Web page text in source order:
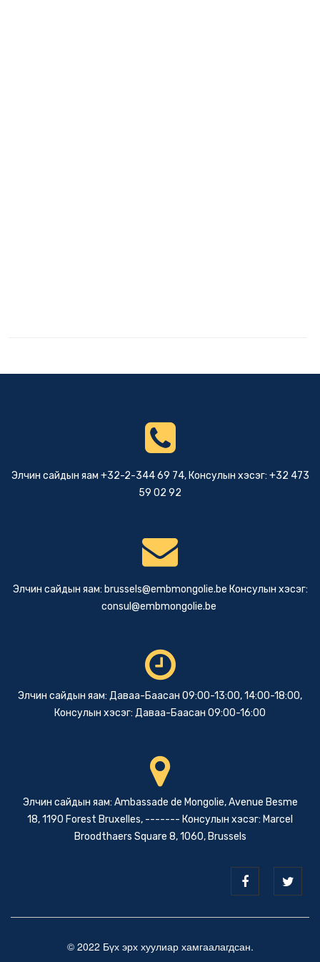
Элчин сайдын яам +32-2-344 69 74, Консулын хэсэг: +32 473
59 02 92
Элчин сайдын яам: brussels@embmongolie.be Консулын хэсэг:
consul@embmongolie.be
Элчин сайдын яам: Даваа-Баасан 09:00-13:00, 14:00-18:00,
Консулын хэсэг: Даваа-Баасан 09:00-16:00
Элчин сайдын яам: Ambassade de Mongolie, Avenue Besme
18, 1190 Forest Bruxelles, ------- Консулын хэсэг: Marcel
Broodthaers Square 8, 1060, Brussels
© 2022 Бүх эрх хуулиар хамгаалагдсан.